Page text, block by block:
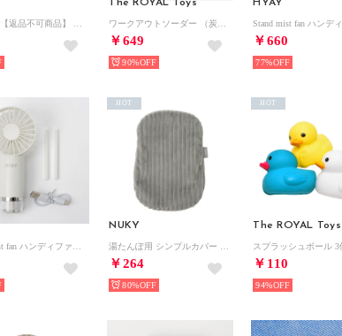
The ROYAL Toys
￥649
90%
HYAY
￥660
77%
NUKY
￥264
HOT
80%
The ROYAL Toys
￥110
HOT
94%